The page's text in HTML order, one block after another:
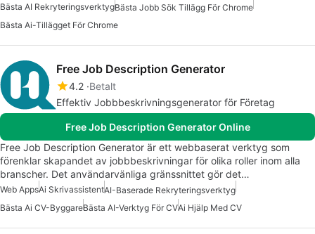
Bästa AI RekryteringsverktygBästa Jobb Sök Tillägg För Chrome
Bästa Ai-Tillägget För Chrome
Free Job Description Generator
4.2 Betalt
Effektiv Jobbbeskrivningsgenerator för Företag
Free Job Description Generator Online
Free Job Description Generator är ett webbaserat verktyg som
förenklar skapandet av jobbbeskrivningar för olika roller inom alla
branscher. Det användarvänliga gränssnittet gör det…
Web AppsAi SkrivassistentAI-Baserade Rekryteringsverktyg
Bästa Ai CV-ByggareBästa AI-Verktyg För CVAi Hjälp Med CV